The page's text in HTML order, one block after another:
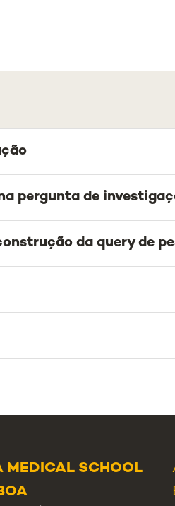
pergunta de
da query de
MEDICAL SCHOOL